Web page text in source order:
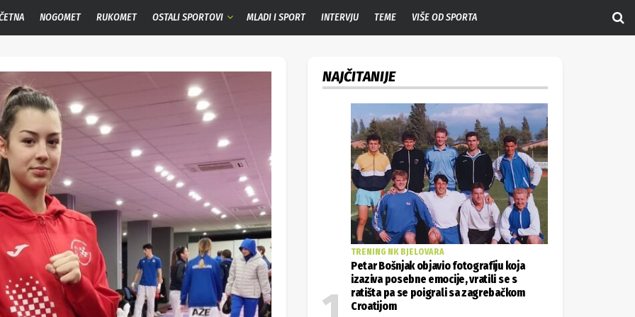
NOGOMET RUKOMET OSTALI SPORTOVI MLADI I SPORT INTERVJU TEME VIŠE OD SPORTA
NAJČITANIJE
TRENING NK BJELOVARA
Petar Bošnjak objavio fotografiju koja
izaziva posebne emocije, vratili se s
ratišta pa se poigrali sa zagrebačkom
Croatijom